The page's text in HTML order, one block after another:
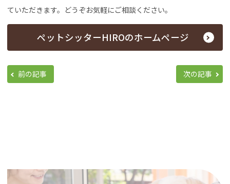
ていただきます。どうぞお気軽にご相談ください。
ペットシッターHIROのホームページ
前の記事 次の記事